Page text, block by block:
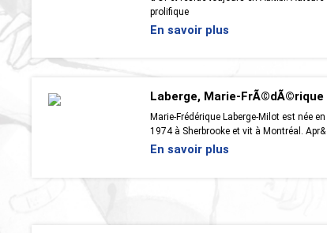
prolifique
En savoir plus
Laberge, Marie-FrÃ©dÃ©rique
Marie-Frédérique Laberge-Milot est née en
1974 à Sherbrooke et vit à Montréal. Apr&
En savoir plus